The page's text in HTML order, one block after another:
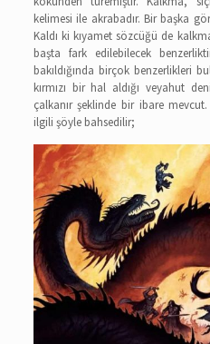
kelimesi ile akrabadır. Bir başka
Kaldı ki kıyamet sözcüğü de
başta fark edilebilecek
bakıldığında birçok benzerlikleri
kırmızı bir hal aldığı veyahut
çalkanır şeklinde bir ibare
ilgili şöyle bahsedilir;